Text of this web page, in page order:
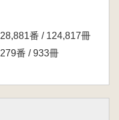
28,881番 / 124,817冊
279番 / 933冊